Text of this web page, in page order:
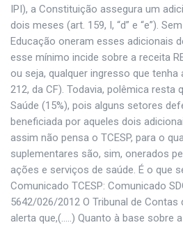
IPI), a Constituição assegura um
dois meses (art. 159, I, “d” e “e”).
Educação oneram esses adicionais
esse mínimo incide sobre a receita
ou seja, qualquer ingresso que
212, da CF). Todavia, polêmica resta
Saúde (15%), pois alguns setores
beneficiada por aqueles dois
assim não pensa o TCESP, para o
suplementares são, sim, onerados
ações e serviços de saúde. É o que
Comunicado TCESP: Comunicado
5642/026/2012 O Tribunal de Contas
alerta que,(…..) Quanto à base sobre